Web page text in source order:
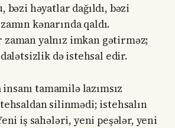
bəzi həyatlar dağıldı, bəzi
kənarında qaldı.
zaman yalnız imkan gətirməz;
də istehsal edir.
tamamilə lazımsız
silinmədi; istehsalın
iş sahələri, yeni peşələr, yeni